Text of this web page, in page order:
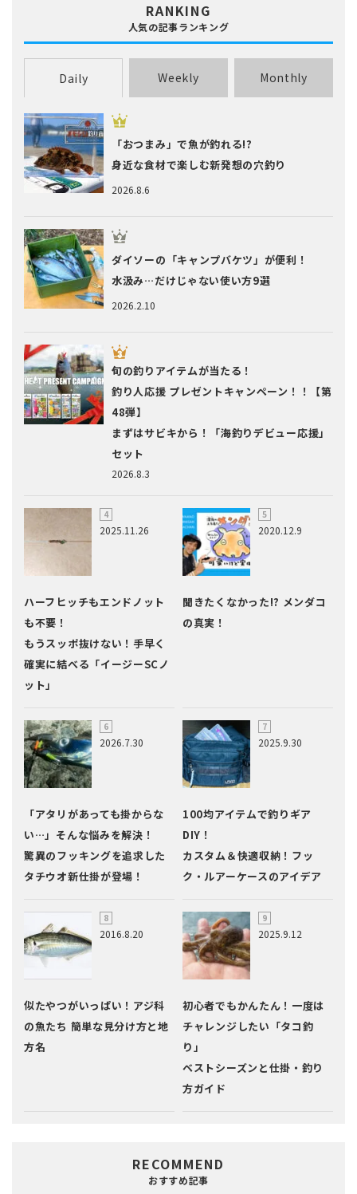
RANKING
人気の記事ランキング
Daily Weekly Monthly
2026.8.6
「おつまみ」で魚が釣れる!?
身近な食材で楽しむ新発想の穴釣り
2026.2.10
ダイソーの「キャンプバケツ」が便利！
水汲み…だけじゃない使い方9選
2026.8.3
旬の釣りアイテムが当たる！
釣り人応援 プレゼントキャンペーン！！【第
48弾】
まずはサビキから！「海釣りデビュー応援」
セット
2025.11.26
ハーフヒッチもエンドノット
も不要！
もうスッポ抜けない！手早く
確実に結べる「イージーSCノ
ット」
2020.12.9
聞きたくなかった!? メンダコ
の真実！
2026.7.30
「アタリがあっても掛からな
い…」そんな悩みを解決！
驚異のフッキングを追求した
タチウオ新仕掛が登場！
2025.9.30
100均アイテムで釣りギア
DIY！
カスタム＆快適収納！フッ
ク・ルアーケースのアイデア
2016.8.20
似たやつがいっぱい！アジ科
の魚たち 簡単な見分け方と地
方名
2025.9.12
初心者でもかんたん！一度は
チャレンジしたい「タコ釣
り」
ベストシーズンと仕掛・釣り
方ガイド
RECOMMEND
おすすめ記事